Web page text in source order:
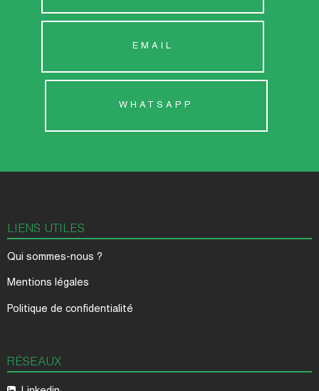
EMAIL
WHATSAPP
LIENS UTILES
Qui sommes-nous ?
Mentions légales
Politique de confidentialité
RÉSEAUX